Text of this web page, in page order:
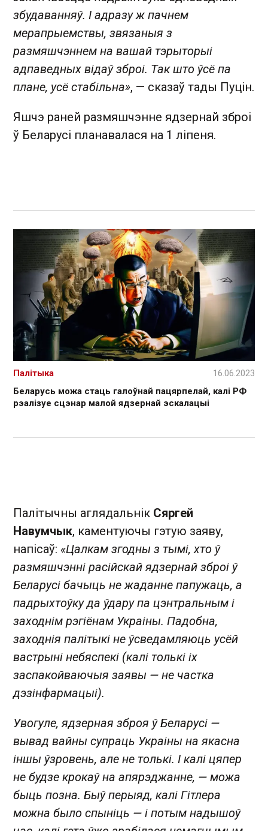
збудаванняў. І адразу ж пачнем
мерапрыемствы, звязаныя з
размяшчэннем на вашай тэрыторыі
адпаведных відаў зброі. Так што ўсё па
плане, усё стабільна», — сказаў тады Пуцін.
Яшчэ раней размяшчэнне ядзернай зброі
ў Беларусі планавалася на 1 ліпеня.
Беларусь можа стаць галоўнай пацярпелай, калі РФ
рэалізуе сцэнар малой ядзернай эскалацыі
Палітыка 16.06.2023
Палітычны аглядальнік Сяргей
Навумчык, каментуючы гэтую заяву,
напісаў: «Цалкам згодны з тымі, хто ў
размяшчэнні расійскай ядзернай зброі ў
Беларусі бачыць не жаданне папужаць, а
падрыхтоўку да ўдару па цэнтральным і
заходнім рэгіёнам Украіны. Падобна,
заходнія палітыкі не ўсведамляюць усёй
вастрыні небяспекі (калі толькі іх
заспакойваючыя заявы — не частка
дэзінфармацыі).
Увогуле, ядзерная зброя ў Беларусі —
вывад вайны супраць Украіны на якасна
іншы ўзровень, але не толькі. І калі цяпер
не будзе крокаў на апярэджанне, — можа
быць позна. Быў перыяд, калі Гітлера
можна было спыніць — і потым надышоў